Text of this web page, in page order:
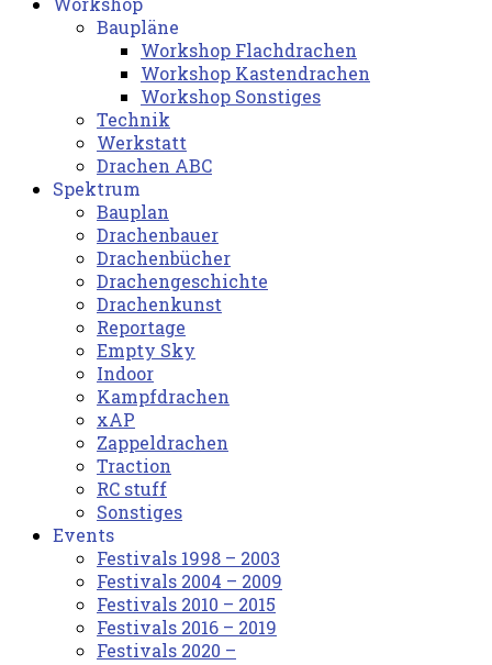
Baupläne
Workshop Flachdrachen
Workshop Kastendrachen
Workshop Sonstiges
Technik
Werkstatt
Drachen ABC
Spektrum
Bauplan
Drachenbauer
Drachenbücher
Drachengeschichte
Drachenkunst
Reportage
Empty Sky
Indoor
Kampfdrachen
xAP
Zappeldrachen
Traction
RC stuff
Sonstiges
Events
Festivals 1998 – 2003
Festivals 2004 – 2009
Festivals 2010 – 2015
Festivals 2016 – 2019
Festivals 2020 –